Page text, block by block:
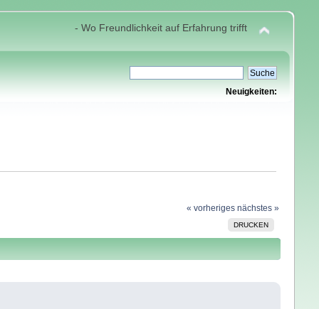
- Wo Freundlichkeit auf Erfahrung trifft
Neuigkeiten:
« vorheriges nächstes »
DRUCKEN